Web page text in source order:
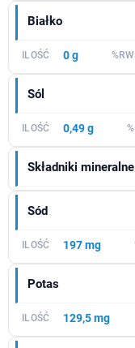
Białko
0 g
Sól
0,49 g
Składniki mineralne
Sód
197 mg
Potas
129,5 mg